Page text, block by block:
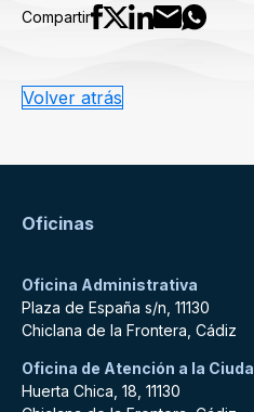
Compartir
Volver atrás
Oficinas
Oficina Administrativa
Plaza de España s/n, 11130
Chiclana de la Frontera, Cádiz
Oficina de Atención a la
Huerta Chica, 18, 11130